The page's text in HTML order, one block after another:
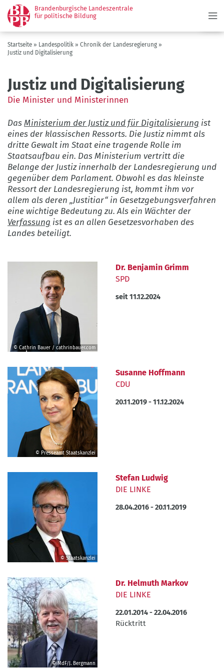
Direkt
zum
Inhalt
Brandenburgische Landeszentrale
für politische Bildung
Pfadnavigation
Startseite Landespolitik
Chronik der Landesregierung
Justiz und Digitalisierung
Justiz und Digitalisierung
Die Minister und Ministerinnen
DasMinisterium der Justiz und für Digitalisierung ist
eines der klassischen Ressorts. Die Justiz nimmt als
dritte Gewalt im Staat eine tragende Rolle im
Staatsaufbau ein. Das Ministerium vertritt die
Belange der Justiz innerhalb der Landesregierung und
gegenüber dem Parlament. Obwohl es das kleinste
Ressort der Landesregierung ist, kommt ihm vor
allem als deren „Justitiar“ in Gesetzgebungsverfahren
eine wichtige Bedeutung zu. Als ein Wächter der
Verfassung ist es an allen Gesetzesvorhaben des
Landes beteiligt.
Cathrin
Bauer
/
cathrinbauer.com
© Cathrin Bauer / cathrinbauer.com
Dr. Benjamin Grimm
SPD
seit11.12.2024
Presseamt
Staatskanzlei
© Presseamt Staatskanzlei
Susanne Hoffmann
CDU
20.11.2019-11.12.2024
Staatskanzlei
© Staatskanzlei
Stefan Ludwig
DIE LINKE
28.04.2016-20.11.2019
© MdF/J. Bergmann
Dr. Helmuth Markov
DIE LINKE
22.01.2014-22.04.2016
Beendet
durch
Rücktritt